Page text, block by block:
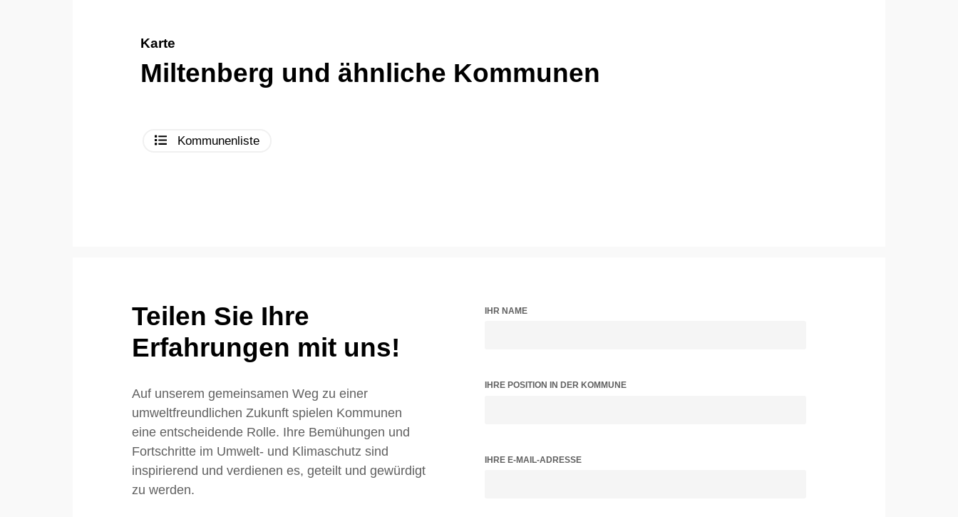
Karte
Miltenberg und ähnliche Kommunen
Kommunenliste
Teilen Sie Ihre
Erfahrungen mit uns!
Auf unserem gemeinsamen Weg zu einer
umweltfreundlichen Zukunft spielen Kommunen
eine entscheidende Rolle. Ihre Bemühungen und
Fortschritte im Umwelt- und Klimaschutz sind
inspirierend und verdienen es, geteilt und gewürdigt
zu werden.
IHR NAME
IHRE POSITION IN DER KOMMUNE
IHRE E-MAIL-ADRESSE